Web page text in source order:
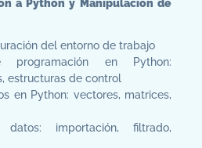
a Python y Manipulación de
del entorno de trabajo
programación en Python:
estructuras de control
en Python: vectores, matrices,
datos: importación, filtrado,